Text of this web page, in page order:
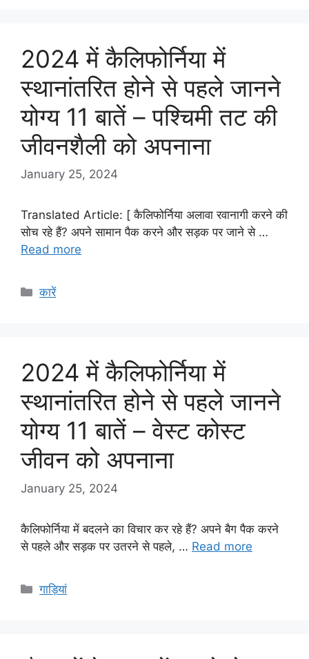
2024 में कैलिफोर्निया में
स्थानांतरित होने से पहले जानने
योग्य 11 बातें – पश्चिमी तट की
जीवनशैली को अपनाना
January 25, 2024
Translated Article: [ कैलिफोर्निया अलावा रवानागी करने की
सोच रहे हैं? अपने सामान पैक करने और सड़क पर जाने से …
Read more
Categories
कारें
2024 में कैलिफोर्निया में
स्थानांतरित होने से पहले जानने
योग्य 11 बातें – वेस्ट कोस्ट
जीवन को अपनाना
January 25, 2024
कैलिफोर्निया में बदलने का विचार कर रहे हैं? अपने बैग पैक करने
से पहले और सड़क पर उतरने से पहले, … Read more
Categories
गाड़ियां